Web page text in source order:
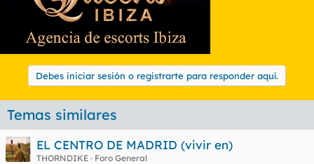
Debes iniciar sesión o registrarte para responder aquí.
Temas similares
EL CENTRO DE MADRID (vivir en)
THORNDIKE
Foro General